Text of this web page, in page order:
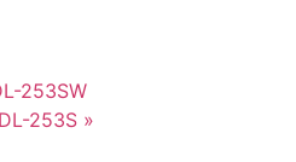
253SW
253S »